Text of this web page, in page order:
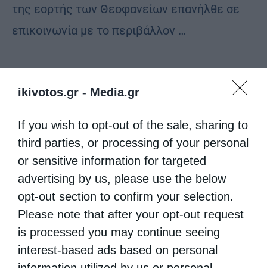
ikivotos.gr - Media.gr
If you wish to opt-out of the sale, sharing to
third parties, or processing of your personal
or sensitive information for targeted
advertising by us, please use the below
opt-out section to confirm your selection.
Please note that after your opt-out request
is processed you may continue seeing
interest-based ads based on personal
information utilized by us or personal
της εορτής των Θεοφανείων επανήλθε σε
επικοινωνία με το περιβάλλον …